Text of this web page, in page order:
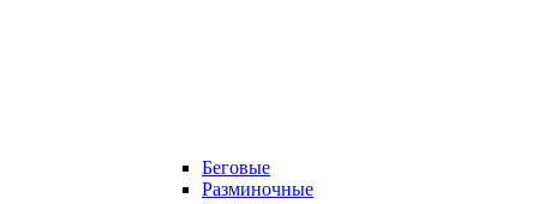
Беговые
Разминочные